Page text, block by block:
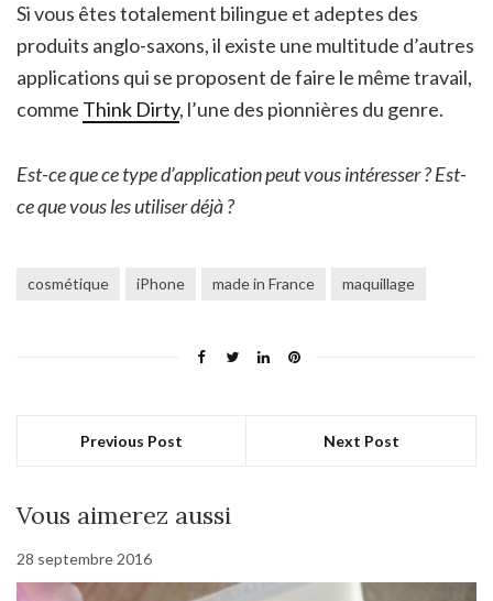
Si vous êtes totalement bilingue et adeptes des
produits anglo-saxons, il existe une multitude d’autres
applications qui se proposent de faire le même travail,
comme Think Dirty, l’une des pionnières du genre.
Est-ce que ce type d’application peut vous intéresser ? Est-
ce que vous les utiliser déjà ?
cosmétique iPhone made in France maquillage
Previous Post Next Post
Vous aimerez aussi
28 septembre 2016